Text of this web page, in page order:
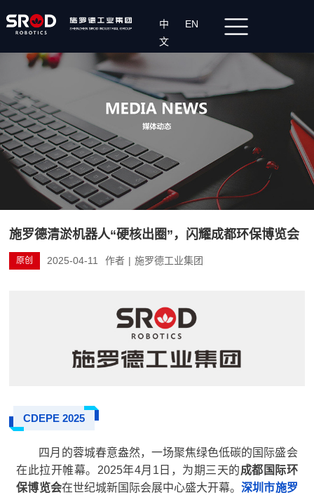
中
文
EN
施罗德清淤机器人“硬核出圈”，闪耀成都环保博览会
原创 2025-04-11 作者 | 施罗德工业集团
CDEPE 2025
四月的蓉城春意盎然，一场聚焦绿色低碳的国际盛会
在此拉开帷幕。2025年4月1日，为期三天的成都国际环
保博览会在世纪城新国际会展中心盛大开幕。深圳市施罗